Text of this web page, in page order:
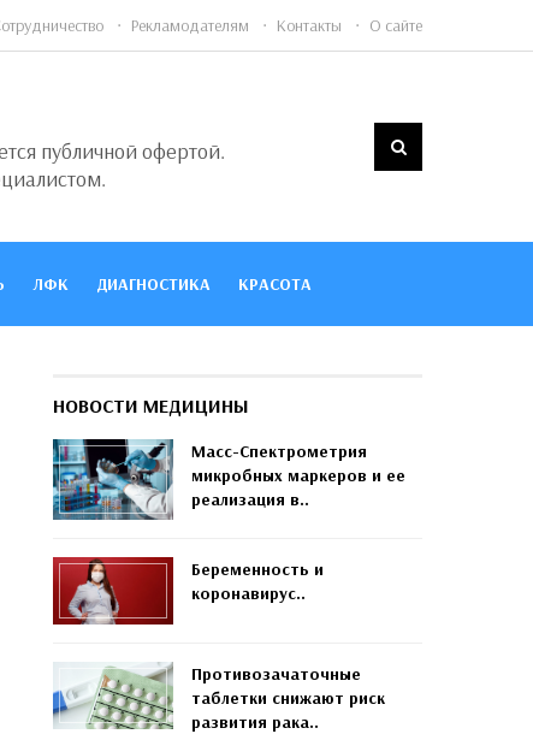
Рекламодателям Контакты О сайте
публичной офертой.
ЛФК ДИАГНОСТИКА КРАСОТА
НОВОСТИ МЕДИЦИНЫ
Масс-Спектрометрия
микробных маркеров и ее
реализация в..
Беременность и
коронавирус..
Противозачаточные
таблетки снижают риск
развития рака..